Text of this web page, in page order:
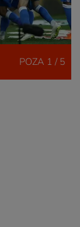
POZA 1 / 5